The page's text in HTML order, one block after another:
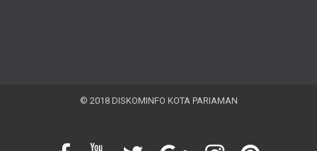
© 2018 DISKOMINFO KOTA PARIAMAN